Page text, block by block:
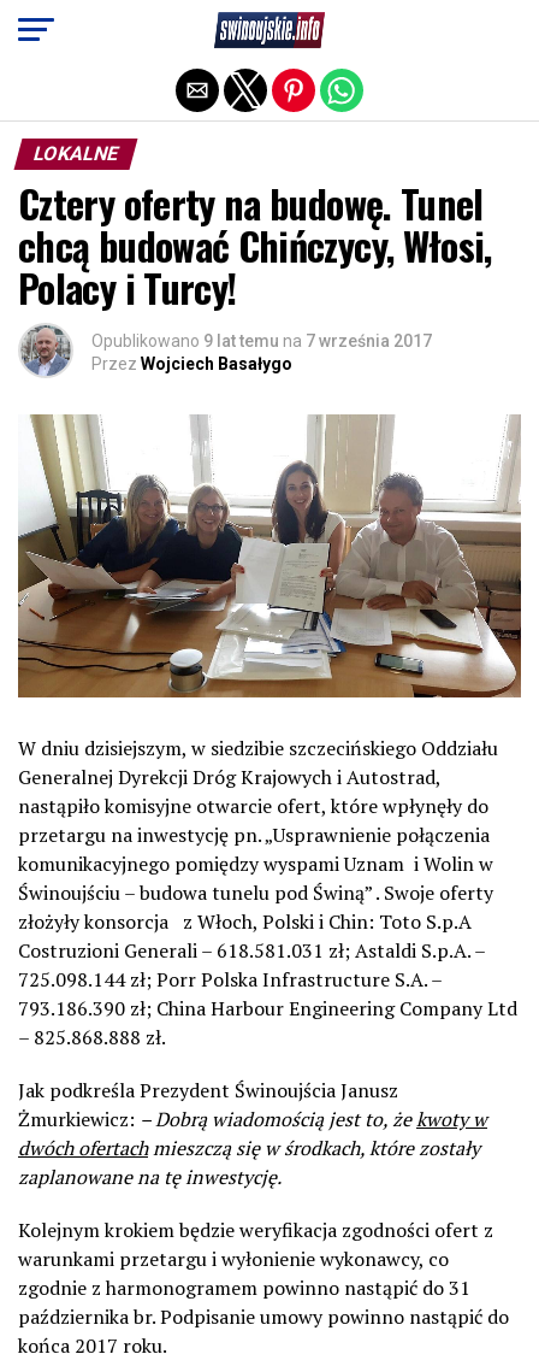
LOKALNE
Cztery oferty na budowę. Tunel
chcą budować Chińczycy, Włosi,
Polacy i Turcy!
Opublikowano 9 lat temu na 7 września 2017
Przez Wojciech Basałygo
W dniu dzisiejszym, w siedzibie szczecińskiego Oddziału
Generalnej Dyrekcji Dróg Krajowych i Autostrad,
nastąpiło komisyjne otwarcie ofert, które wpłynęły do
przetargu na inwestycję pn. „Usprawnienie połączenia
komunikacyjnego pomiędzy wyspami Uznam i Wolin w
Świnoujściu – budowa tunelu pod Świną” . Swoje oferty
złożyły konsorcja z Włoch, Polski i Chin: Toto S.p.A
Costruzioni Generali – 618.581.031 zł; Astaldi S.p.A. –
725.098.144 zł; Porr Polska Infrastructure S.A. –
793.186.390 zł; China Harbour Engineering Company Ltd
– 825.868.888 zł.
Jak podkreśla Prezydent Świnoujścia Janusz
Żmurkiewicz: – Dobrą wiadomością jest to, żekwoty w
dwóch ofertachmieszczą się w środkach, które zostały
zaplanowane na tę inwestycję.
Kolejnym krokiem będzie weryfikacja zgodności ofert z
warunkami przetargu i wyłonienie wykonawcy, co
zgodnie z harmonogramem powinno nastąpić do 31
października br. Podpisanie umowy powinno nastąpić do
końca 2017 roku.
Exit mobile version